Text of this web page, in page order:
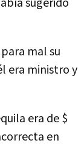
mal su
era ministro y
era de $
en